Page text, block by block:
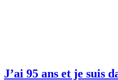
J’ai 95 ans et je suis